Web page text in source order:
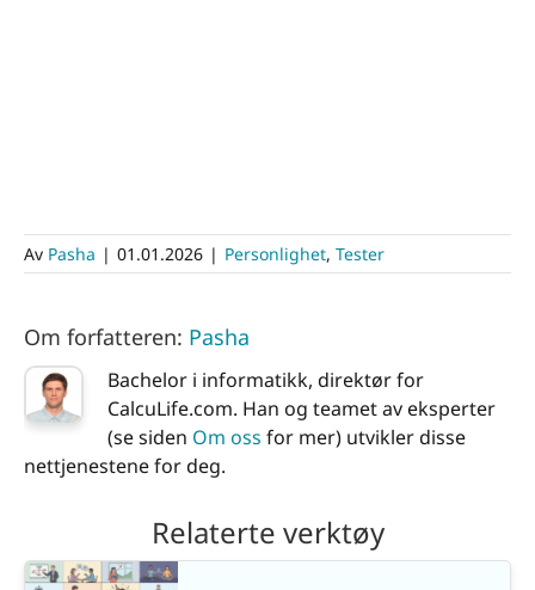
Av Pasha | 01.01.2026 | Personlighet, Tester
Om forfatteren: Pasha
Bachelor i informatikk, direktør for
CalcuLife.com. Han og teamet av eksperter
(se siden Om oss for mer) utvikler disse
nettjenestene for deg.
Relaterte verktøy